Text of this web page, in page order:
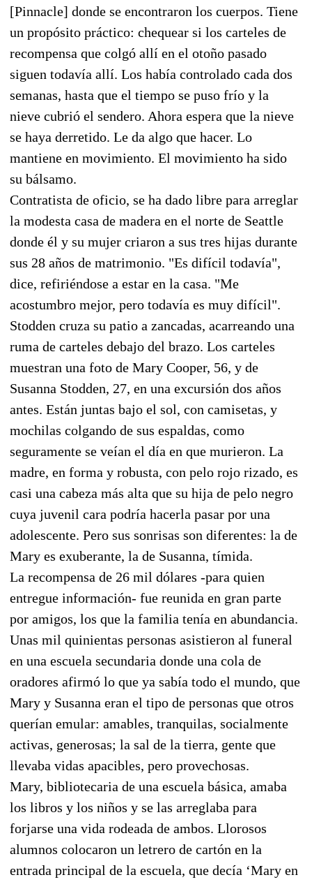
[Pinnacle] donde se encontraron los cuerpos. Tiene
un propósito práctico: chequear si los carteles de
recompensa que colgó allí en el otoño pasado
siguen todavía allí. Los había controlado cada dos
semanas, hasta que el tiempo se puso frío y la
nieve cubrió el sendero. Ahora espera que la nieve
se haya derretido. Le da algo que hacer. Lo
mantiene en movimiento. El movimiento ha sido
su bálsamo.
Contratista de oficio, se ha dado libre para arreglar
la modesta casa de madera en el norte de Seattle
donde él y su mujer criaron a sus tres hijas durante
sus 28 años de matrimonio. "Es difícil todavía",
dice, refiriéndose a estar en la casa. "Me
acostumbro mejor, pero todavía es muy difícil".
Stodden cruza su patio a zancadas, acarreando una
ruma de carteles debajo del brazo. Los carteles
muestran una foto de Mary Cooper, 56, y de
Susanna Stodden, 27, en una excursión dos años
antes. Están juntas bajo el sol, con camisetas, y
mochilas colgando de sus espaldas, como
seguramente se veían el día en que murieron. La
madre, en forma y robusta, con pelo rojo rizado, es
casi una cabeza más alta que su hija de pelo negro
cuya juvenil cara podría hacerla pasar por una
adolescente. Pero sus sonrisas son diferentes: la de
Mary es exuberante, la de Susanna, tímida.
La recompensa de 26 mil dólares -para quien
entregue información- fue reunida en gran parte
por amigos, los que la familia tenía en abundancia.
Unas mil quinientas personas asistieron al funeral
en una escuela secundaria donde una cola de
oradores afirmó lo que ya sabía todo el mundo, que
Mary y Susanna eran el tipo de personas que otros
querían emular: amables, tranquilas, socialmente
activas, generosas; la sal de la tierra, gente que
llevaba vidas apacibles, pero provechosas.
Mary, bibliotecaria de una escuela básica, amaba
los libros y los niños y se las arreglaba para
forjarse una vida rodeada de ambos. Llorosos
alumnos colocaron un letrero de cartón en la
entrada principal de la escuela, que decía ‘Mary en